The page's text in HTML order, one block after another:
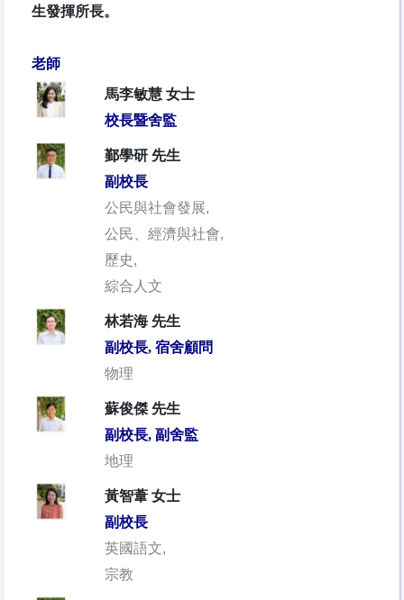
生發揮所長。
老師
馬李敏慧 女士
校長暨舍監
鄞學研 先生
副校長
公民與社會發展,
公民、經濟與社會,
歷史,
綜合人文
林若海 先生
副校長, 宿舍顧問
物理
蘇俊傑 先生
副校長, 副舍監
地理
黃智葦 女士
副校長
英國語文,
宗教